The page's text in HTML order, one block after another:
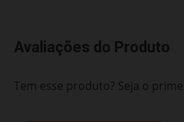
Avaliações do Produto
Tem esse produto? Seja o